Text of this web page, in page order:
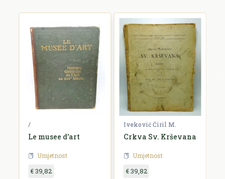
/
Le musee d'art
Umjetnost
€ 39,82
Iveković Ćiril M.
Crkva Sv. Krševana
Umjetnost
€ 39,82